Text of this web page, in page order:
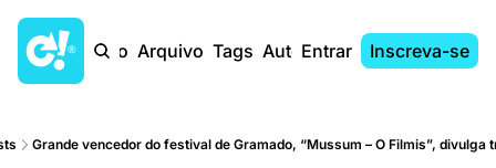
Início Arquivo Tags AutoresEntrar Inscreva-se
Grande vencedor do festival de Gramado, “Mussum – O Filmis”, divulga